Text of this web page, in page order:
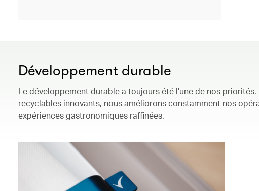
Développement durable
Le développement durable a toujours été l’une de nos
recyclables innovants, nous améliorons constamment nos
expériences gastronomiques raffinées.